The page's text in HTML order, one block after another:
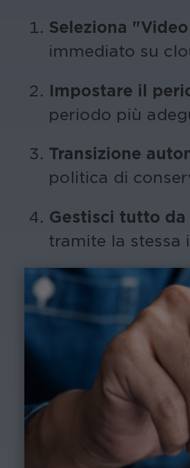
Seleziona
immediato su
Impostare il
periodo più
Transizione
politica di
Gestisci tutto
tramite la stessa